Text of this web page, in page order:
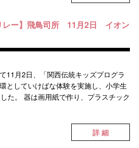
レー】飛鳥司所 11月2日 イオン
11月2日、「関西伝統キッズプログラ
としていけばな体験を実施し、小学生
た。 器は画用紙で作り、プラスチック
詳 細